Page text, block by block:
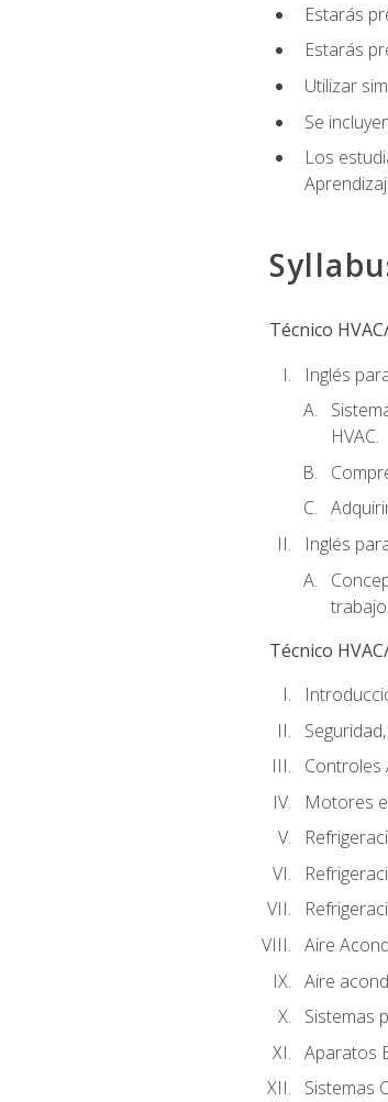
Estarás
Estarás
Utilizar
Se
Los
Técnico
Inglés
HVAC.
Inglés
trabajo.
Técnico
Controles
Motores
Aire
Aire
Sistemas
Aparatos
Sistemas